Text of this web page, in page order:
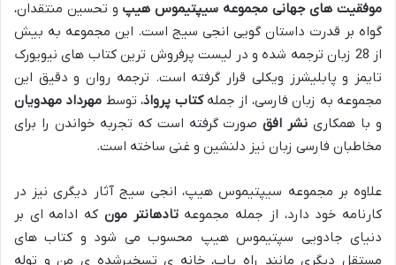
موفقیت های جهانی مجموعه سیپتیموس هیپ و تحسین منتقدان،
گواه بر قدرت داستان گویی انجی سیج است. این مجموعه به بیش
از 28 زبان ترجمه شده و در لیست پرفروش ترین کتاب های نیویورک
تایمز و پابلیشرز ویکلی قرار گرفته است. ترجمه روان و دقیق این
مجموعه به زبان فارسی، از جملهکتاب پرواذ، توسط مهرداد مهدویان
و با همکاری نشر افقصورت گرفته است که تجربه خواندن را برای
مخاطبان فارسی زبان نیز دلنشین و غنی ساخته است.
علاوه بر مجموعه سیپتیموس هیپ، انجی سیج آثار دیگری نیز در
کارنامه خود دارد، از جمله مجموعهتادهانتر مون که ادامه ای بر
دنیای جادویی سپتیموس هیپ محسوب می شود و کتاب های
مستقل دیگری مانند راه یاب، خانه ی تسخیرشده ی من و توله